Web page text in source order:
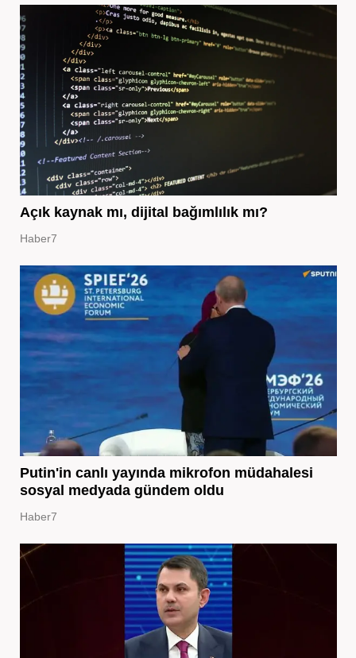
Açık kaynak mı, dijital bağımlılık mı?
Haber7
Putin'in canlı yayında mikrofon müdahalesi
sosyal medyada gündem oldu
Haber7